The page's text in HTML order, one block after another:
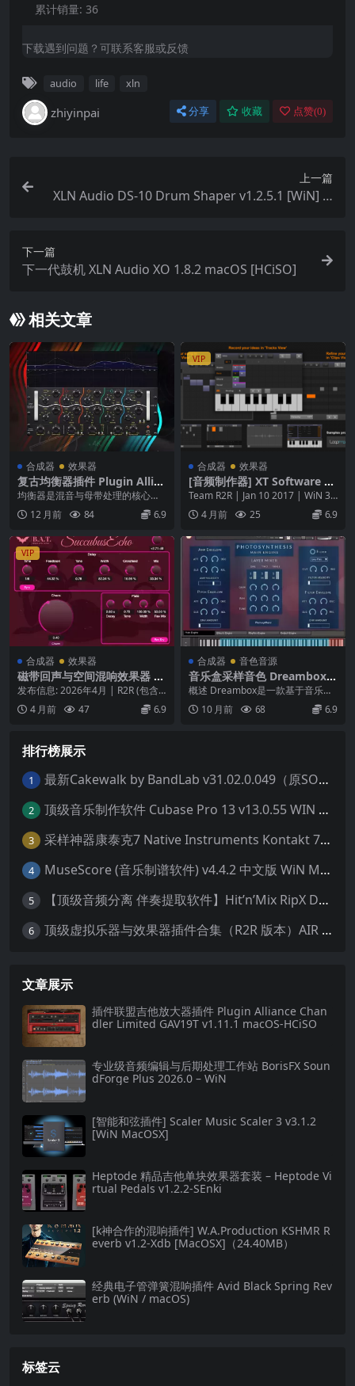
累计销量: 36
下载遇到问题？可联系客服或反馈
audio life xln
zhiyinpai 分享 收藏 点赞(0)
上一篇
XLN Audio DS-10 Drum Shaper v1.2.5.1 [WiN] 1.
下一篇
下一代鼓机 XLN Audio XO 1.8.2 macOS [HCiSO]
相关文章
合成器 效果器
复古均衡器插件 Plugin Allia
nce Lindell Audio EQ825 1.
0.0 macOS [HCiSO]
均衡器是混音与母带处理的核心工
具，而复古风格的EQ以其温暖音色
备受青睐。Plug...
12 月前 84 6.9
VIP
合成器 效果器
[音频制作器] XT Software en
ergyXT v3.0 Incl Keygen-R2
R [WiN, MacOSX]（32MB+4
2MB）
Team R2R | Jan 10 2017 | WiN 32
MB | OSX...
4 月前 25 6.9
VIP
合成器 效果器
磁带回声与空间混响效果器 Bl
ack Arts Techs Succubus Ec
ho v1.0.0-WiN
发布信息: 2026年4月 | R2R (包含 K
eygen) 软件类型: 磁带...
4 月前 47 6.9
合成器 音色音源
音乐盒采样音色 Dreambox F
or Kontakt
概述 Dreambox是一款基于音乐盒
采样的Kontakt音色库，以其灵活的
音色...10 月前 68 6.9
排行榜展示
1 最新Cakewalk by BandLab v31.02.0.049（原SONAR白金版）中文版/安装方法（Win）
2 顶级音乐制作软件 Cubase Pro 13 v13.0.55 WIN MAC 破解版下载含全套80G音色库 附安装教程
3 采样神器康泰克7 Native Instruments Kontakt 7 v7.10.9 WiN MAC 便携版 MAC含批量入库工具 NICNT文件制作工具 非标准音色库入库
4 MuseScore (音乐制谱软件) v4.4.2 中文版 WiN MAC
5 【顶级音频分离 伴奏提取软件】Hit’n’Mix RipX DeepAudio v7.5.1 WIN MAC
6 顶级虚拟乐器与效果器插件合集（R2R 版本）AIR Music Technology
文章展示
插件联盟吉他放大器插件 Plugin Alliance Chan
dler Limited GAV19T v1.11.1 macOS-HCiSO
专业级音频编辑与后期处理工作站 BorisFX Soun
dForge Plus 2026.0 – WiN
[智能和弦插件] Scaler Music Scaler 3 v3.1.2
[WiN MacOSX]
Heptode 精品吉他单块效果器套装 – Heptode Vi
rtual Pedals v1.2.2-SEnki
[k神合作的混响插件] W.A.Production KSHMR R
everb v1.2-Xdb [MacOSX]（24.40MB）
经典电子管弹簧混响插件 Avid Black Spring Rev
erb (WiN / macOS)
标签云